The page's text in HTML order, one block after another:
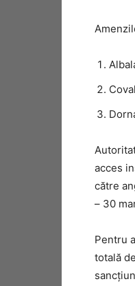
acces
către
– 30
Pentru
totală